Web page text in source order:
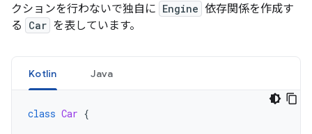
クションを行わないで独自に Engine 依存関係を作成す
る
Car を表しています。
Kotlin Java
class Car {